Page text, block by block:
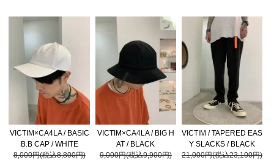
VICTIM×CA4LA / BASIC
B.B CAP / WHITE
8,000円(税込8,800円)
VICTIM×CA4LA / BIG H
AT / BLACK
9,000円(税込9,900円)
VICTIM / TAPERED EAS
Y SLACKS / BLACK
21,000円(税込23,100円)